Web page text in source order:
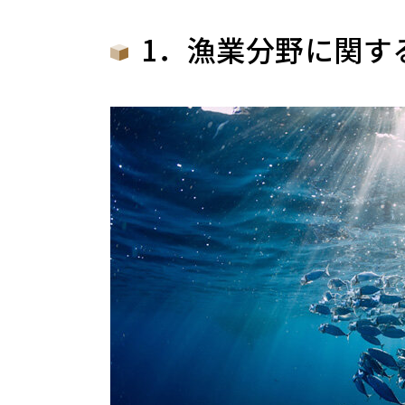
1．漁業分野に関す